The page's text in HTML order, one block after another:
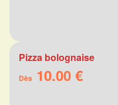
Pizza bolognaise
Dès 10.00 €